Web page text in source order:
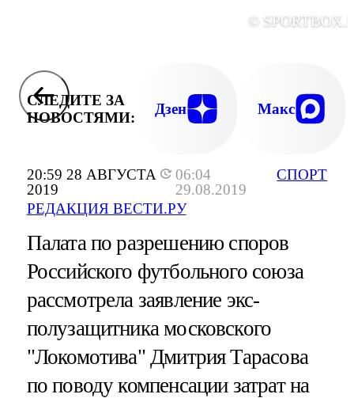
20:59 28 АВГУСТА
2019
06:04
29.08.2019
РЕДАКЦИЯ ВЕСТИ.РУ
СПОРТ
©
СЛЕДИТЕ ЗА
НОВОСТЯМИ:
Дзен Макс
Палата по разрешению споров
Российского футбольного союза
рассмотрела заявление экс-
полузащитника московского
"Локомотива" Дмитрия Тарасова
по поводу компенсации затрат на